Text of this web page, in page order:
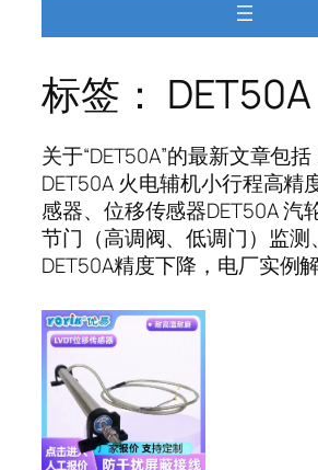
标签： DET50A
关于“DET50A”的最新文章包
DET50A 火电辅机小行程高精
感器、位移传感器DET50A 汽
节门（高调阀、低调门）监测
DET50A精度下降，电厂实例解